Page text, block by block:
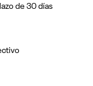
de 30 días